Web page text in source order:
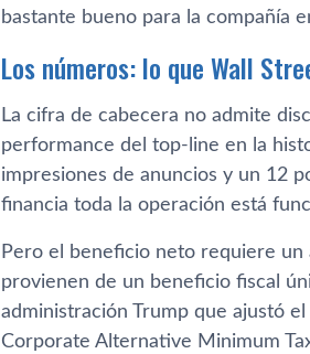
bastante bueno para la compañía
Los números: lo que Wall
La cifra de cabecera no admite
performance del top-line en la
impresiones de anuncios y un 12
financia toda la operación está
Pero el beneficio neto requiere
provienen de un beneficio fiscal
administración Trump que ajustó
Corporate Alternative Minimum